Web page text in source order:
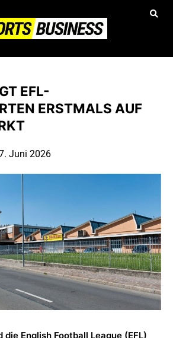
EFL-
ERSTMALS AUF
Juni 2026
die English Football League (EFL)